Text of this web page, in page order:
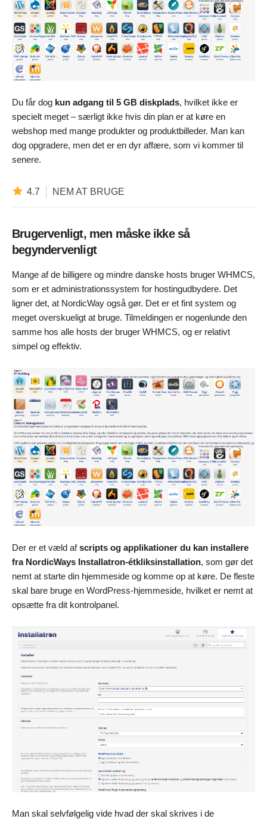
Du får dog kun adgang til 5 GB diskplads, hvilket ikke er
specielt meget – særligt ikke hvis din plan er at køre en
webshop med mange produkter og produktbilleder. Man kan
dog opgradere, men det er en dyr affære, som vi kommer til
senere.
4.7 NEM AT BRUGE
Brugervenligt, men måske ikke så
begyndervenligt
Mange af de billigere og mindre danske hosts bruger WHMCS,
som er et administrationssystem for hostingudbydere. Det
ligner det, at NordicWay også gør. Det er et fint system og
meget overskueligt at bruge. Tilmeldingen er nogenlunde den
samme hos alle hosts der bruger WHMCS, og er relativt
simpel og effektiv.
Der er et væld afscripts og applikationer du kan installere
fra NordicWays Installatron-étkliksinstallation, som gør det
nemt at starte din hjemmeside og komme op at køre. De fleste
skal bare bruge en WordPress-hjemmeside, hvilket er nemt at
opsætte fra dit kontrolpanel.
Man skal selvfølgelig vide hvad der skal skrives i de